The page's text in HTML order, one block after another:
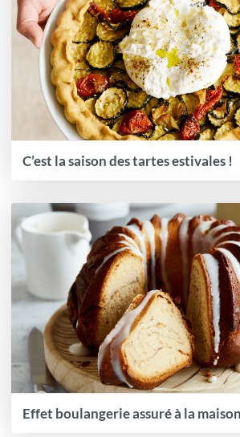
C’est la saison des tartes estivales !
Effet boulangerie assuré à la maison